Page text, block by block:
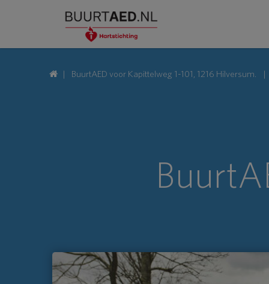
BuurtAED voor Kapittelweg 1-101, 1216 Hilversum.